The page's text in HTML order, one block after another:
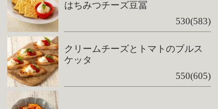
はちみつチーズ豆冨
530(583)
クリームチーズとトマトのブルス
ケッタ
550(605)